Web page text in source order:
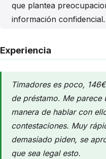
que plantea
información confidencial.
Experiencia
Timadores es poco,
de préstamo. Me parece
manera de hablar con
contestaciones. Muy
demasiado piden, se
que sea legal esto.